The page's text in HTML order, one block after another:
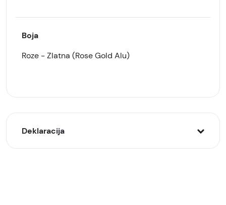
Boja
Roze - Zlatna (Rose Gold Alu)
Deklaracija